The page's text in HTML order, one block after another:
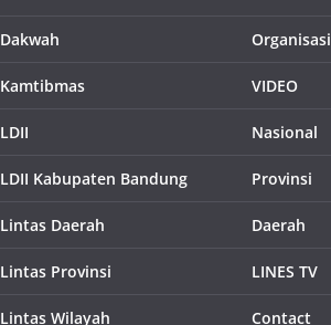
Dakwah
Kamtibmas
LDII
LDII Kabupaten Bandung
Lintas Daerah
Lintas Provinsi
Lintas Wilayah
Organisasi
VIDEO
Nasional
Provinsi
Daerah
LINES TV
Contact